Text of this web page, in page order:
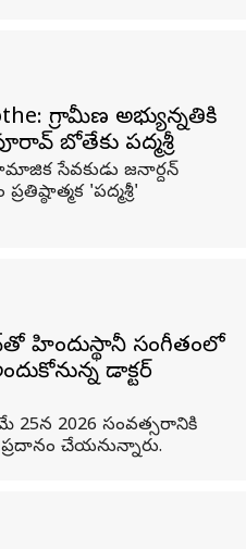
గ్రామీణ అభ్యున్నతికి
బోతేకు పద్మశ్రీ
సేవకుడు జనార్దన్
'పద్మశ్రీ'
హిందుస్థానీ సంగీతంలో
డాక్టర్
25న 2026 సంవత్సరానికి
చేయనున్నారు.